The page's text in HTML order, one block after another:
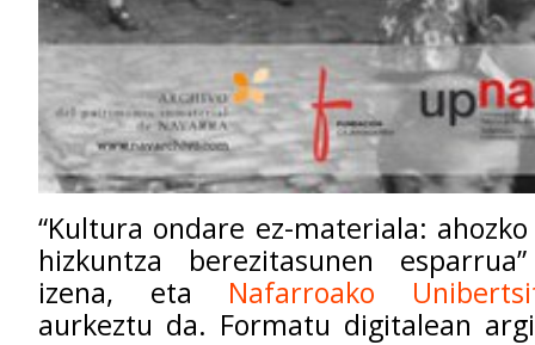
“Kultura ondare ez-materiala:
hizkuntza berezitasunen
izena, eta Nafarroako
aurkeztu da. Formatu digitalean